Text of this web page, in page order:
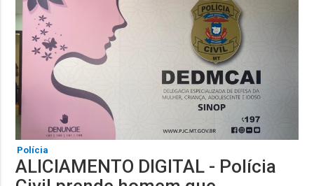
Polícia
ALICIAMENTO DIGITAL - Polícia